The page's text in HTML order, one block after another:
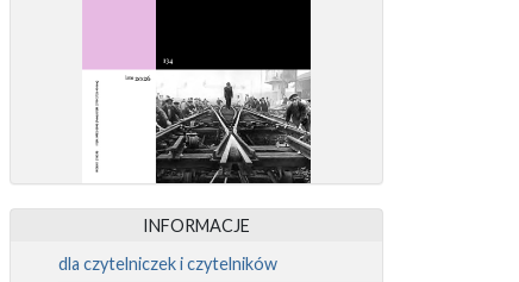
INFORMACJE
dla czytelniczek i czytelników